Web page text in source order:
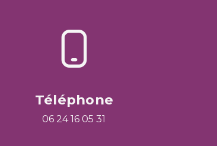
Téléphone
06 24 16 05 31